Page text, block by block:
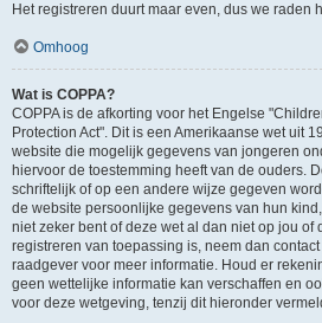
Het registreren duurt maar even, dus we raden
Omhoog
Wat is COPPA?
COPPA is de afkorting voor het Engelse
Protection Act". Dit is een Amerikaanse wet uit
website die mogelijk gegevens van jongeren
hiervoor de toestemming heeft van de ouders.
schriftelijk of op een andere wijze gegeven
de website persoonlijke gegevens van hun
niet zeker bent of deze wet al dan niet op jou of
registreren van toepassing is, neem dan
raadgever voor meer informatie. Houd er
geen wettelijke informatie kan verschaffen en
voor deze wetgeving, tenzij dit hieronder